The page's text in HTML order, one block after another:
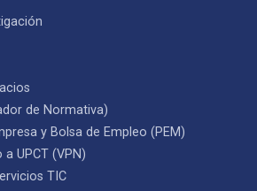
de Normativa)
y Bolsa de Empleo (PEM)
UPCT (VPN)
TIC